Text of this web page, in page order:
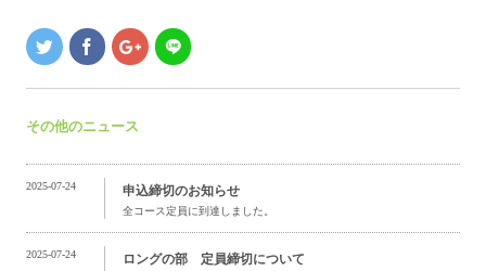
その他のニュース
2025-07-24 申込締切のお知らせ
全コース定員に到達しました。
2025-07-24 ロングの部 定員締切について